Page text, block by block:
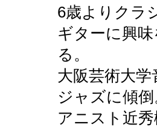
6歳よりクラ
ギターに興
る。
大阪芸術大
ジャズに傾
アニスト近